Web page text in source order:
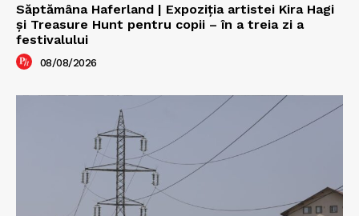
Săptămâna Haferland | Expoziţia artistei Kira Hagi
şi Treasure Hunt pentru copii – în a treia zi a
festivalului
08/08/2026